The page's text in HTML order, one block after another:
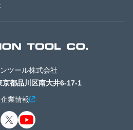
ツール株式会社
京都品川区南大井6-17-1
企業情報